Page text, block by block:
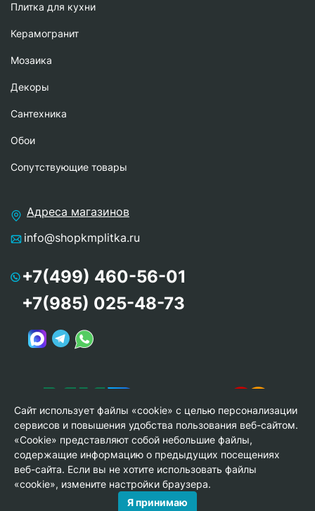
Плитка для кухни
Керамогранит
Мозаика
Декоры
Сантехника
Обои
Сопутствующие товары
Адреса магазинов
info@shopkmplitka.ru
+7(499) 460-56-01
+7(985) 025-48-73
© Copyright 2013-2026 KERAMA MARAZZI, ООО «Гамма
Керамика»
Сайт использует файлы «cookie» с целью персонализации
сервисов и повышения удобства пользования веб-сайтом.
«Cookie» представляют собой небольшие файлы,
содержащие информацию о предыдущих посещениях
веб-сайта. Если вы не хотите использовать файлы
«cookie», измените настройки браузера.
Я принимаю